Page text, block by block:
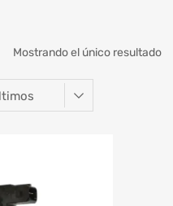
Mostrando el único resultado